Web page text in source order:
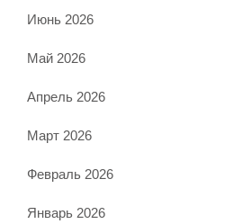
Июнь 2026
Май 2026
Апрель 2026
Март 2026
Февраль 2026
Январь 2026